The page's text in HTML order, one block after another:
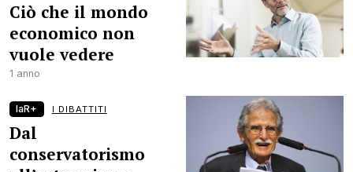
Ciò che il mondo
economico non
vuole vedere
1 anno
laR+ I DIBATTITI
Dal
conservatorismo